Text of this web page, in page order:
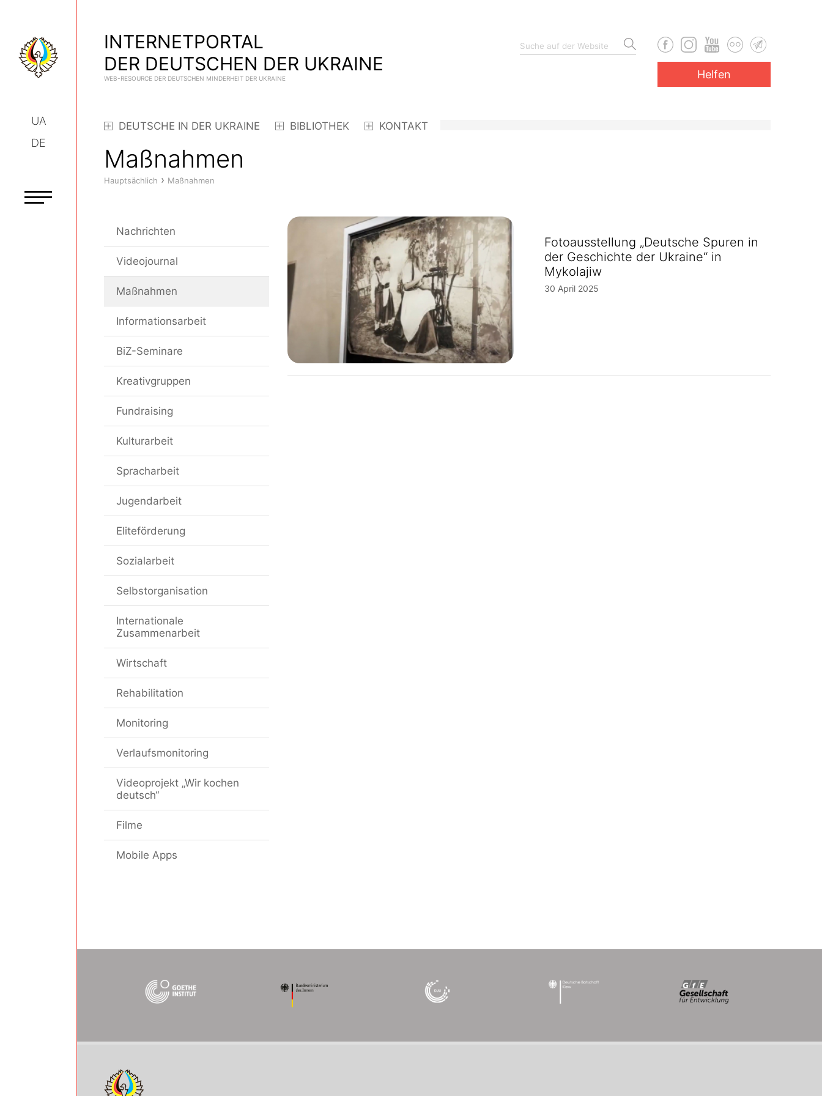
UA
DE
INTERNETPORTAL
DER DEUTSCHEN DER UKRAINE
WEB-RESOURCE DER DEUTSCHEN MINDERHEIT DER UKRAINE Helfen
DEUTSCHE IN DER UKRAINE BIBLIOTHEK KONTAKT
Maßnahmen
Hauptsächlich › Maßnahmen
Nachrichten
Videojournal
Maßnahmen
Informationsarbeit
BiZ-Seminare
Kreativgruppen
Fundraising
Kulturarbeit
Spracharbeit
Jugendarbeit
Eliteförderung
Sozialarbeit
Selbstorganisation
Internationale
Zusammenarbeit
Wirtschaft
Rehabilitation
Monitoring
Verlaufsmonitoring
Videoprojekt „Wir kochen
deutsch“
Filme
Mobile Apps
Fotoausstellung „Deutsche Spuren in
der Geschichte der Ukraine“ in
Mykolajiw
30 April 2025